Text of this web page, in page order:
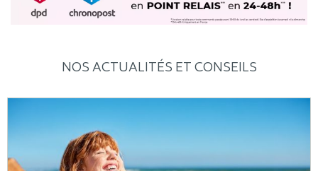
NOS ACTUALITÉS ET CONSEILS